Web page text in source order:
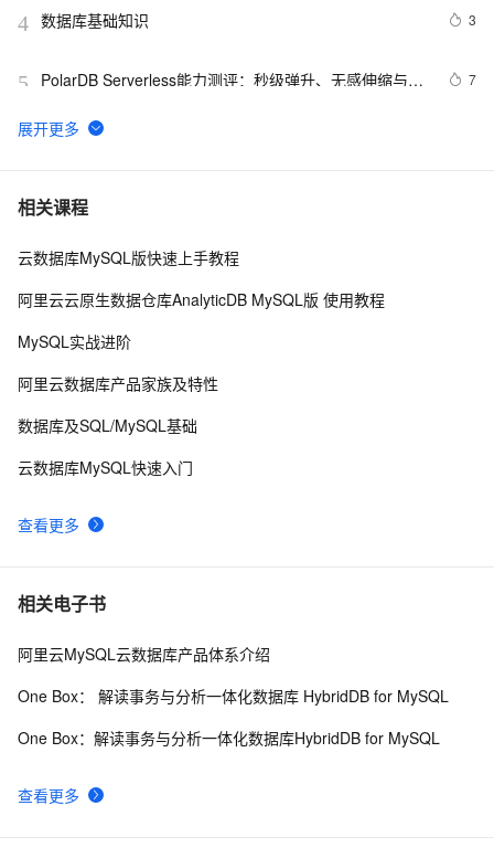
4 数据库基础知识 3
5
PolarDB Serverless能力测评：秒级弹升、无感伸缩与强
7
6 用ANNOVAR自建数据库注释基因组
7 征文分享｜OceanBase 3.1.2 数据库性能测试探索
8 weblogic连接RAC数据库
介
10ctfshow-WEB-web14( 利用数据库读写功能读取网站敏感
相关课程
查看更多
云数据库MySQL版快速上手教程
阿里云云原生数据仓库AnalyticDB MySQL版 使用教程
MySQL实战进阶
阿里云数据库产品家族及特性
数据库及SQL/MySQL基础
云数据库MySQL快速入门
相关电子书
查看更多
阿里云MySQL云数据库产品体系介绍
One Box： 解读事务与分析一体化数据库 HybridDB for MySQL
One Box：解读事务与分析一体化数据库HybridDB for MySQL